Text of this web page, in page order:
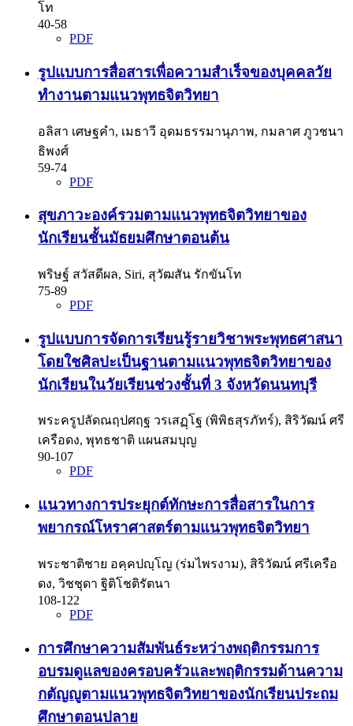
โท
40-58
PDF
รูปแบบการสื่อสารเพื่อความสำเร็จของบุคคลวัย
ทำงานตามแนวพุทธจิตวิทยา
อลิสา เศษฐคำ, เมธาวี อุดมธรรมานุภาพ, กมลาศ ภูวชนา
ธิพงศ์
59-74
PDF
สุขภาวะองค์รวมตามแนวพุทธจิตวิทยาของ
นักเรียนชั้นมัธยมศึกษาตอนต้น
พริษฐ์ สวัสดีผล, Siri, สุวัฒสัน รักขันโท
75-89
PDF
รูปแบบการจัดการเรียนรู้รายวิชาพระพุทธศาสนา
โดยใชศิลปะเป็นฐานตามแนวพุทธจิตวิทยาของ
นักเรียนในวัยเรียนช่วงชั้นที่ 3 จังหวัดนนทบุรี
พระครูปลัดณฤปศฤฐ วรเสฏฺโฐ (พิพิธสุรภัทร์), สิริวัฒน์ ศรี
เครือดง, พุทธชาติ แผนสมบุญ
90-107
PDF
แนวทางการประยุกต์ทักษะการสื่อสารในการ
พยากรณ์โหราศาสตร์ตามแนวพุทธจิตวิทยา
พระชาติชาย อคฺคปญฺโญ (ร่มไพรงาม), สิริวัฒน์ ศรีเครือ
ดง, วิชชุดา ฐิติโชติรัตนา
108-122
PDF
การศึกษาความสัมพันธ์ระหว่างพฤติกรรมการ
อบรมดูแลของครอบครัวและพฤติกรรมด้านความ
กตัญญูตามแนวพุทธจิตวิทยาของนักเรียนประถม
ศึกษาตอนปลาย